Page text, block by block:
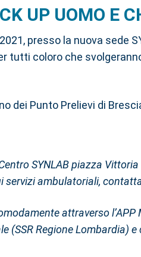
UP UOMO E
presso la nuova sede
tutti coloro che
dei Punto Prelievi di
SYNLAB piazza
ambulatoriali,
attraverso l’APP
(SSR Regione Lombardia)